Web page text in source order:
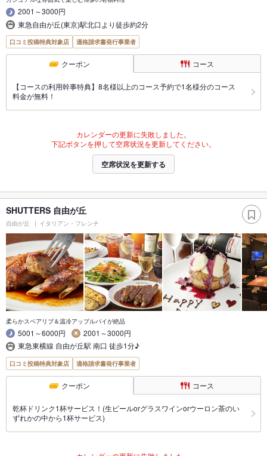
2001～3000円
東急自由が丘(東京)駅北口より徒歩約2分
口コミ投稿特典対象店 適格請求書発行事業者
クーポン コース
【コースの利用幹事特典】8名様以上のコース予約で1名様分のコース
料金が無料！
カレンダーの更新に失敗しました。
下記ボタンを押して空席状況を更新してください。
空席状況を更新する
SHUTTERS 自由が丘
自由が丘 イタリアン・フレンチ
柔らかスペアリブ＆温冷アップルパイが絶品
5001～6000円
2001～3000円
東急東横線 自由が丘駅 南口 徒歩1分♪
口コミ投稿特典対象店 適格請求書発行事業者
クーポン コース
乾杯ドリンク1杯サービス！(生ビールorグラスワインorウーロン茶のい
ずれかの中から1杯サービス)